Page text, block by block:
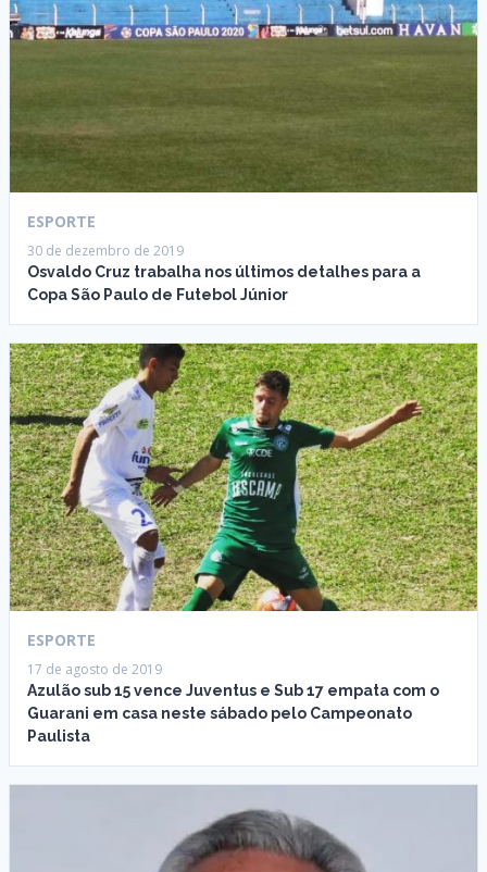
ESPORTE
30 de dezembro de 2019
Osvaldo Cruz trabalha nos últimos detalhes para a
Copa São Paulo de Futebol Júnior
ESPORTE
17 de agosto de 2019
Azulão sub 15 vence Juventus e Sub 17 empata com o
Guarani em casa neste sábado pelo Campeonato
Paulista